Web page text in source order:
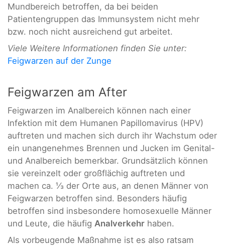
Mundbereich betroffen, da bei beiden
Patientengruppen das Immunsystem nicht mehr
bzw. noch nicht ausreichend gut arbeitet.
Viele Weitere Informationen finden Sie unter:
Feigwarzen auf der Zunge
Feigwarzen am After
Feigwarzen im Analbereich können nach einer
Infektion mit dem Humanen Papillomavirus (HPV)
auftreten und machen sich durch ihr Wachstum oder
ein unangenehmes Brennen und Jucken im Genital-
und Analbereich bemerkbar. Grundsätzlich können
sie vereinzelt oder großflächig auftreten und
machen ca. ⅓ der Orte aus, an denen Männer von
Feigwarzen betroffen sind. Besonders häufig
betroffen sind insbesondere homosexuelle Männer
und Leute, die häufig Analverkehr haben.
Als vorbeugende Maßnahme ist es also ratsam